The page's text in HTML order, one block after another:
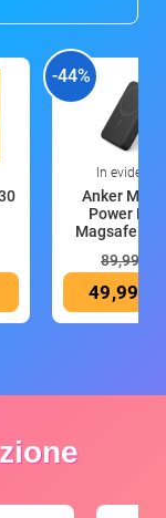
-44%
In evidenza
Anker
Power
Magsafe
89,99 €
49,99 €